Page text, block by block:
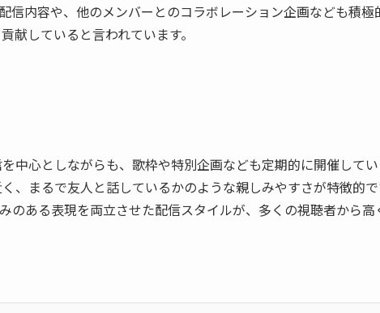
信内容や、他のメンバーとのコラボレーション企画なども積極
献していると言われています。
中心としながらも、歌枠や特別企画なども定期的に開催して
、まるで友人と話しているかのような親しみやすさが特徴的
のある表現を両立させた配信スタイルが、多くの視聴者から高